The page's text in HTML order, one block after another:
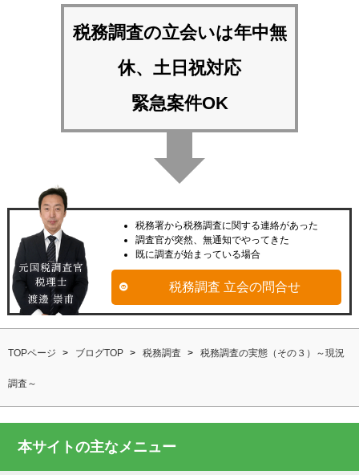
税務調査の立会いは年中無
休、土日祝対応
緊急案件OK
税務署から税務調査に関する連絡があった
調査官が突然、無通知でやってきた
既に調査が始まっている場合
税務調査 立会の問合せ
TOPページ ブログTOP 税務調査 税務調査の実態（その３）～現況
調査～
本サイトの主なメニュー